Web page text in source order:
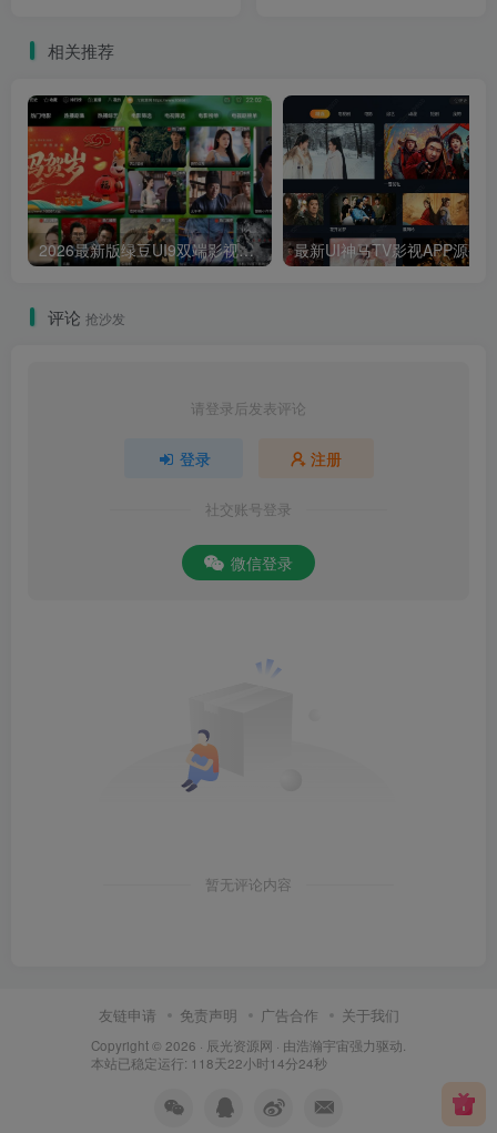
相关推荐
2026最新版绿豆UI9双端影视APP源码
评论 抢沙发
请登录后发表评论
登录 注册
社交账号登录
微信登录
暂无评论内容
友链申请 免责声明 广告合作 关于我们
Copyright © 2026 · 辰光资源网 · 由浩瀚宇宙强力驱动.
本站已稳定运行: 118天22小时14分25秒